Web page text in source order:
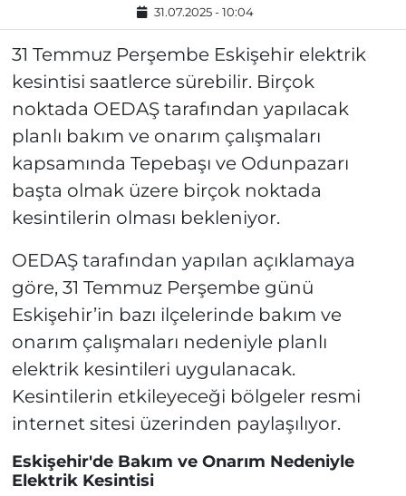
31.07.2025 - 10:04
31 Temmuz Perşembe Eskişehir elektrik
kesintisi saatlerce sürebilir. Birçok
noktada OEDAŞ tarafından yapılacak
planlı bakım ve onarım çalışmaları
kapsamında Tepebaşı ve Odunpazarı
başta olmak üzere birçok noktada
kesintilerin olması bekleniyor.
OEDAŞ tarafından yapılan açıklamaya
göre, 31 Temmuz Perşembe günü
Eskişehir’in bazı ilçelerinde bakım ve
onarım çalışmaları nedeniyle planlı
elektrik kesintileri uygulanacak.
Kesintilerin etkileyeceği bölgeler resmi
internet sitesi üzerinden paylaşılıyor.
Eskişehir'de Bakım ve Onarım Nedeniyle
Elektrik Kesintisi